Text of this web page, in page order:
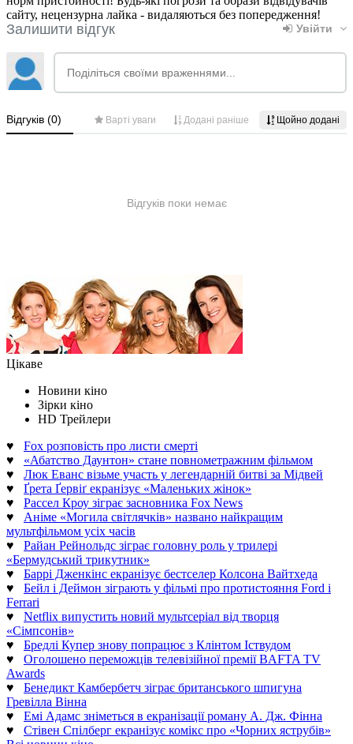
сайту, нецензурна лайка - видаляються без попередження!
Цікаве
Новини кіно
Зірки кіно
HD Трейлери
♥ Fox розповість про листи смерті
♥ «Абатство Даунтон» стане повнометражним фільмом
♥ Люк Еванс візьме участь у легендарній битві за Мідвей
♥ Ґрета Ґервіґ екранізує «Маленьких жінок»
♥ Рассел Кроу зіграє засновника Fox News
♥ Аніме «Могила світлячків» названо найкращим
мультфільмом усіх часів
♥ Райан Рейнольдс зіграє головну роль у трилері
«Бермудський трикутник»
♥ Баррі Дженкінс екранізує бестселер Колсона Вайтхеда
♥ Бейл і Деймон зіграють у фільмі про протистояння Ford і
Ferrari
♥ Netflix випустить новий мультсеріал від творця
«Сімпсонів»
♥ Бредлі Купер знову попрацює з Клінтом Іствудом
♥ Оголошено переможців телевізійної премії BAFTA TV
Awards
♥ Бенедикт Камбербетч зіграє британського шпигуна
Гревілла Вінна
♥ Емі Адамс зніметься в екранізації роману А. Дж. Фінна
♥ Стівен Спілберг екранізує комікс про «Чорних яструбів»